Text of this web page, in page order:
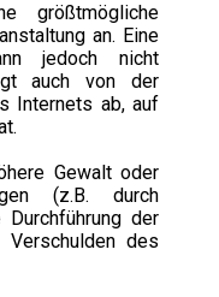
größtmögliche
an. Eine
jedoch nicht
auch von der
Internets ab, auf
Gewalt oder
(z.B. durch
der
Verschulden des